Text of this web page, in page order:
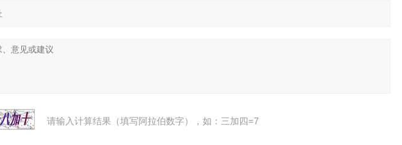
请输入计算结果（填写阿拉伯数字），如：三加四=7